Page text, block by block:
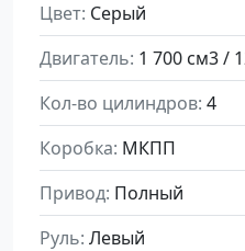
Цвет Серый
Двигатель
Кол-во цилиндров 4
Коробка МКПП
Привод Полный
Руль Левый